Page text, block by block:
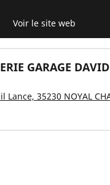
Voir le site web
GARAGE DAVID